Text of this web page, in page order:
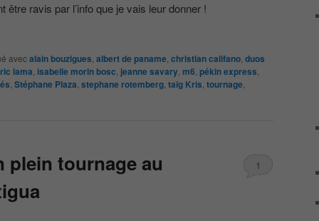
être ravis par l’info que je vais leur donner !
avecalain bouzigues albert de paname christian califano duos
lama isabelle morin bosc jeanne savary m6 pékin express
Stéphane Plaza stephane rotemberg taïg Kris tournage
plein tournage au
1